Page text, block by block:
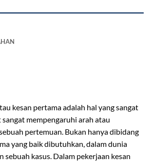
kesan pertama adalah hal yang sangat
mempengaruhi arah atau
pertemuan. Bukan hanya dibidang
yang baik dibutuhkan, dalam dunia
sebuah kasus. Dalam pekerjaan kesan